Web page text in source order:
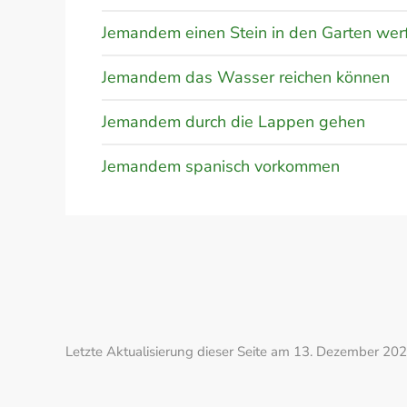
Jemandem einen Stein in den Garten
Jemandem das Wasser reichen können
Jemandem durch die Lappen gehen
Jemandem spanisch vorkommen
Letzte Aktualisierung dieser Seite am 13. Dezember